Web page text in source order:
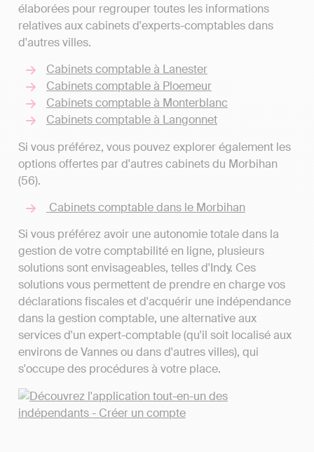
élaborées pour regrouper toutes les informations
relatives aux cabinets d'experts-comptables dans
d'autres villes.
Cabinets comptable à Lanester
Cabinets comptable à Ploemeur
Cabinets comptable à Monterblanc
Cabinets comptable à Langonnet
Si vous préférez, vous pouvez explorer également les
options offertes par d'autres cabinets du Morbihan
(56).
Cabinets comptable dans le Morbihan
Si vous préférez avoir une autonomie totale dans la
gestion de votre comptabilité en ligne, plusieurs
solutions sont envisageables, telles d'Indy. Ces
solutions vous permettent de prendre en charge vos
déclarations fiscales et d'acquérir une indépendance
dans la gestion comptable, une alternative aux
services d'un expert-comptable (qu'il soit localisé aux
environs de Vannes ou dans d'autres villes), qui
s'occupe des procédures à votre place.